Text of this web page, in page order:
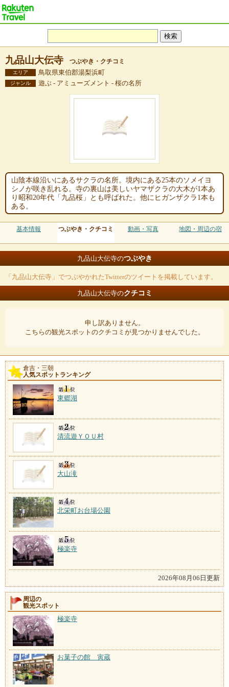
九品山大伝寺 つぶやき・クチコミ
エリア 鳥取県東伯郡湯梨浜町
ジャンル 遊ぶ - アミューズメント - 桜の名所
山陰本線沿いにあるサクラの名所。境内にある25本のソメイヨ
シノが咲き乱れる。寺の裏山は美しいヤマザクラの大木が1本あ
り昭和20年代「九品桜」とも呼ばれた。他にヒガンザクラ1本も
ある。
基本情報 つぶやき・クチコミ 動画・写真 地図・周辺の宿
九品山大伝寺のつぶやき
「九品山大伝寺」でつぶやかれたTwitterのツイートを掲載しています。
九品山大伝寺のクチコミ
申し訳ありません。
こちらの観光スポットのクチコミが見つかりませんでした。
倉吉・三朝
人気スポットランキング
東郷湖
清流遊ＹＯＵ村
大山滝
北栄町お台場公園
極楽寺
2026年08月06日更新
周辺の
観光スポット
極楽寺
お菓子の館 寅蔵